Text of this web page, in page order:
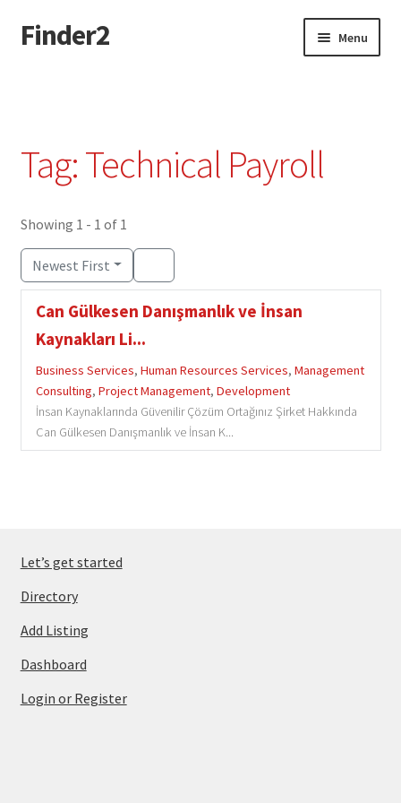
Skip
to
Skip
to
Finder2 Menu
Dashboard
Privacy Policy
Tag: Technical Payroll
Showing 1 - 1 of 1
Newest First
Can Gülkesen Danışmanlık ve İnsan
Kaynakları Li...
Business Services, Human Resources Services, Management
Consulting, Project Management, Development
İnsan Kaynaklarında Güvenilir Çözüm Ortağınız Şirket Hakkında
Can Gülkesen Danışmanlık ve İnsan K...
Let’s get started
Directory
Add Listing
Dashboard
Login or Register